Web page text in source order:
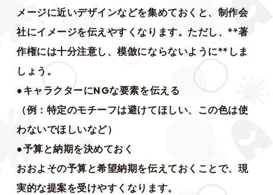
メージに近いデザインなどを集めておくと、制作会
社にイメージを伝えやすくなります。ただし、**著
作権には十分注意し、模倣にならないように**しま
しょう。
●キャラクターにNGな要素を伝える
（例：特定のモチーフは避けてほしい、この色は使
わないでほしいなど）
●予算と納期を決めておく
おおよその予算と希望納期を伝えておくことで、現
実的な提案を受けやすくなります。